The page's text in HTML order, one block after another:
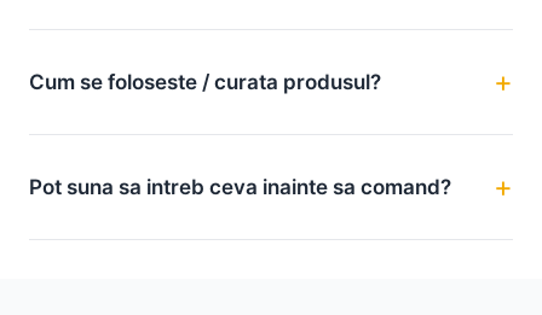
Cum se foloseste / curata produsul?
Pot suna sa intreb ceva inainte sa comand?